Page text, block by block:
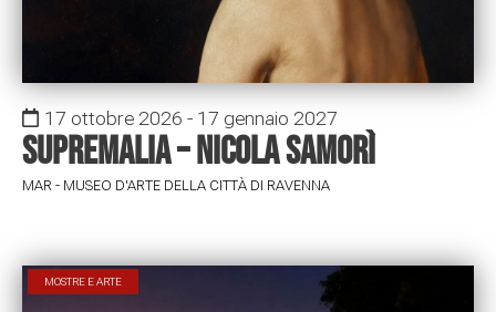
17 ottobre 2026 - 17 gennaio 2027
Supremalia – Nicola Samorì
MAR - MUSEO D'ARTE DELLA CITTÀ DI RAVENNA
MOSTRE E ARTE